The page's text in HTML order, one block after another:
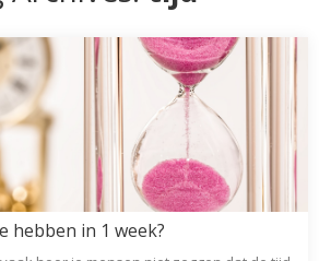
hebben in 1 week?